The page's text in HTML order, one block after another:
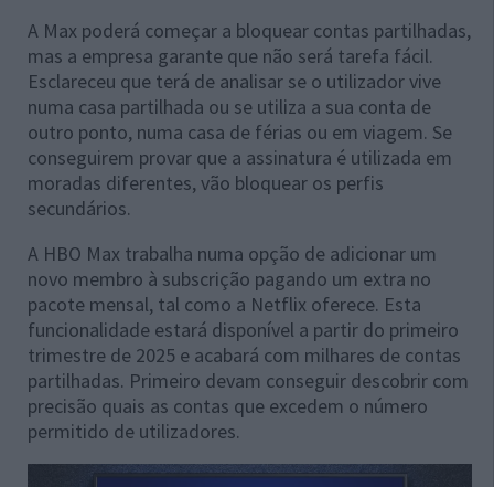
A Max poderá começar a bloquear contas partilhadas,
mas a empresa garante que não será tarefa fácil.
Esclareceu que terá de analisar se o utilizador vive
numa casa partilhada ou se utiliza a sua conta de
outro ponto, numa casa de férias ou em viagem. Se
conseguirem provar que a assinatura é utilizada em
moradas diferentes, vão bloquear os perfis
secundários.
A HBO Max trabalha numa opção de adicionar um
novo membro à subscrição pagando um extra no
pacote mensal, tal como a Netflix oferece. Esta
funcionalidade estará disponível a partir do primeiro
trimestre de 2025 e acabará com milhares de contas
partilhadas. Primeiro devam conseguir descobrir com
precisão quais as contas que excedem o número
permitido de utilizadores.